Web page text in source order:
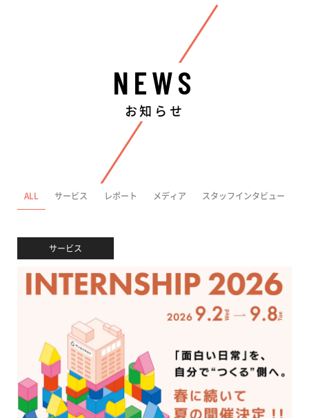
NEWS
お知らせ
ALL サービス レポート メディア スタッフインタビュー
サービス